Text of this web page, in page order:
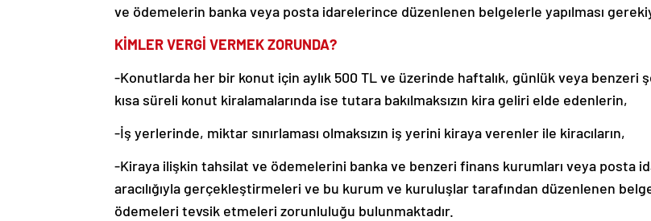
ve ödemelerin banka veya posta idarelerince düzenlenen belgelerle yapılması
KİMLER VERGİ VERMEK ZORUNDA?
-Konutlarda her bir konut için aylık 500 TL ve üzerinde haftalık, günlük veya benzeri
kısa süreli konut kiralamalarında ise tutara bakılmaksızın kira geliri elde edenlerin,
-İş yerlerinde, miktar sınırlaması olmaksızın iş yerini kiraya verenler ile kiracıların,
-Kiraya ilişkin tahsilat ve ödemelerini banka ve benzeri finans kurumları veya posta
aracılığıyla gerçekleştirmeleri ve bu kurum ve kuruluşlar tarafından düzenlenen
ödemeleri tevsik etmeleri zorunluluğu bulunmaktadır.